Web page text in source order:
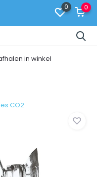
0 0
in winkel
CO2